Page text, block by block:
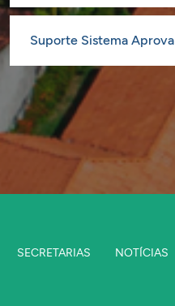
Suporte Sistema Aprova
SECRETARIAS NOTÍCIAS